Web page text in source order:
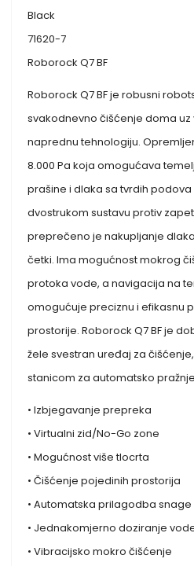
Black
71620-7
Roborock Q7 BF
Roborock Q7 BF je robusni
svakodnevno čišćenje doma uz
naprednu tehnologiju.
8.000 Pa koja omogućava
prašine i dlaka sa tvrdih podova
dvostrukom sustavu protiv
preprečeno je nakupljanje
četki. Ima mogućnost mokrog
protoka vode, a navigacija na
omogućuje preciznu i efikasnu
prostorije. Roborock Q7 BF je
žele svestran uređaj za
stanicom za automatsko
• Izbjegavanje prepreka
• Virtualni zid/No-Go zone
• Mogućnost više tlocrta
• Čišćenje pojedinih prostorija
• Automatska prilagodba snage
• Jednakomjerno doziranje
• Vibracijsko mokro čišćenje